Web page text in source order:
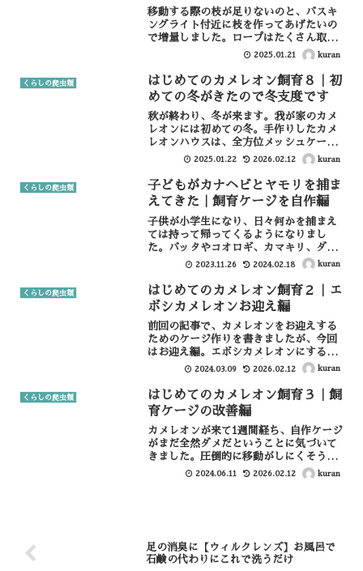
移動する際の枝が足りないのと、バスキ
ングライト付近に枝を作ってあげたいの
で増量しました。ロープはたくさん取り
付けましたが、不安定で細く、移動には
いいですがあんまり休めなさそうなの
で、太めの枝を組み合わせて作成。枝は
庭から調達したものをいい部...
2025.01.21 kuran
くらしの爬虫類
はじめてのカメレオン飼育８｜初
めての冬がきたので冬支度です
秋が終わり、冬が来ます。我が家のカメ
レオンには初めての冬。手作りしたカメ
レオンハウスは、全方位メッシュケージ
ではないものの、上部左右にメッシュ箇
なので寒い冬を乗り越えられるように、
カメレオンハウスをプチリ...
2025.01.22 2026.02.12 kuran
くらしの爬虫類
子どもがカナヘビとヤモリを捕ま
えてきた｜飼育ケージを自作編
子供が小学生になり、日々何かを捕まえ
ては持って帰ってくるようになりまし
た。バッタやコオロギ、カマキリ、ダン
ゴムシ…そんなのはある程度したら野に
ちゃん（？）を捕まえてきました。さら
に家の壁にいたヤモリの、こ...
2023.11.26 2024.02.18 kuran
くらしの爬虫類
はじめてのカメレオン飼育２｜エ
ボシカメレオンお迎え編
前回の記事で、カメレオンをお迎えする
ためのケージ作りを書きましたが、今回
はお迎え編。エボシカメレオンにすると
いうのは、前回ショップに下見に行った
購入&お迎えとなりました。今回お世話
になったショップカメレオ...
2024.03.09 2026.02.12 kuran
くらしの爬虫類
はじめてのカメレオン飼育３｜飼
育ケージの改善編
カメレオンが来て1週間経ち、自作ケージ
がまだ全然ダメだということに気づいて
きました。圧倒的に移動がしにくそうな
のと、ゆっくり休めることができる場所
2024.06.11 2026.02.12 kuran
足の消臭に【ウィルクレンズ】お風呂で
石鹸の代わりにこれで洗うだけ